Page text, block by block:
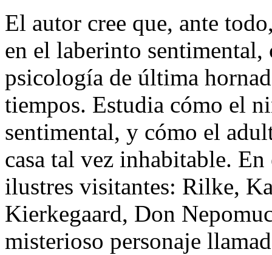
El autor cree que, ante
en el laberinto
psicología de última
tiempos. Estudia cómo el
sentimental, y cómo el
casa tal vez inhabitable.
ilustres visitantes: Rilke,
Kierkegaard, Don
misterioso personaje